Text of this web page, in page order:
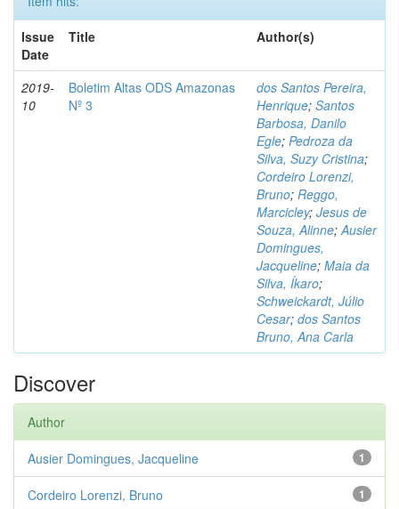
Issue
Date
Title Author(s)
2019-
10
Boletim Altas ODS Amazonas
Nº 3
dos Santos Pereira,
Henrique; Santos
Barbosa, Danilo
Egle; Pedroza da
Silva, Suzy Cristina;
Cordeiro Lorenzi,
Bruno; Reggo,
Marcicley; Jesus de
Souza, Alinne;Ausier
Domingues,
Jacqueline; Maia da
Silva, Íkaro;
Schweickardt, Júlio
Cesar; dos Santos
Bruno, Ana Carla
Discover
Author
1
Ausier Domingues, Jacqueline
1
Cordeiro Lorenzi, Bruno